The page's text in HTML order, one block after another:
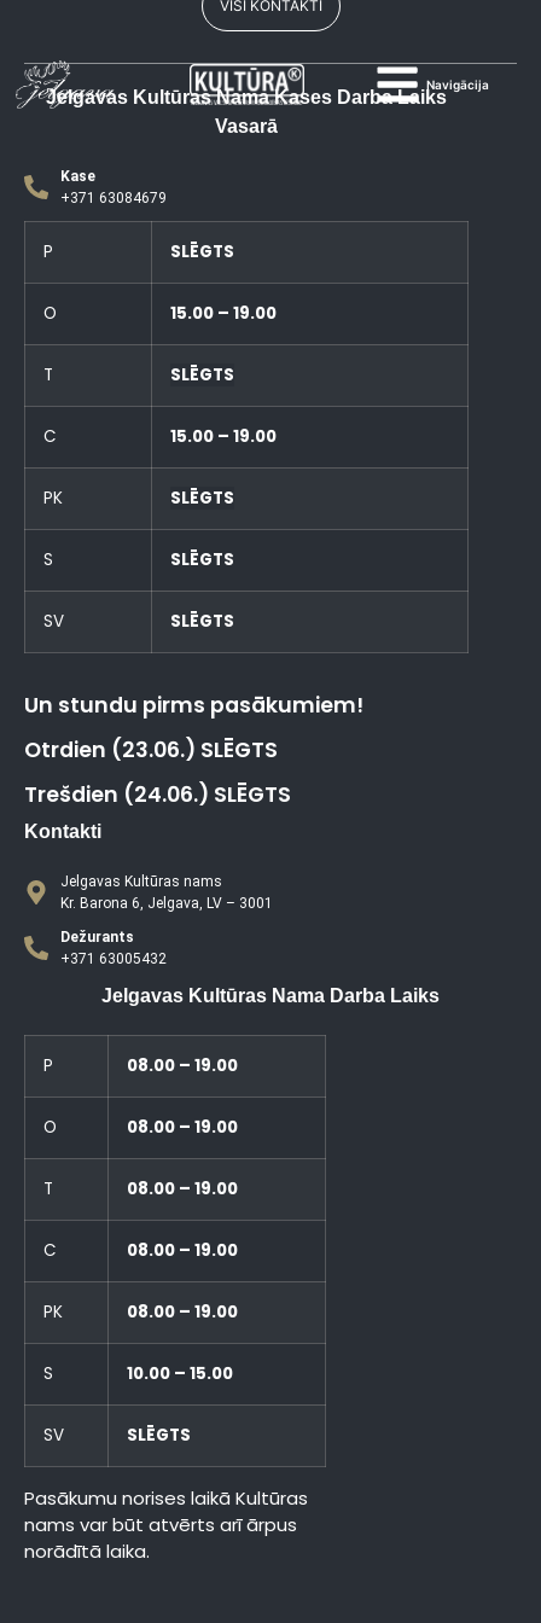
Navigācija
VISI KONTAKTI
Jelgavas Kultūras Nama Kases Darba Laiks
Vasarā
Kase
+371 63084679
P SLĒGTS
O 15.00 – 19.00
T SLĒGTS
C 15.00 – 19.00
PK SLĒGTS
S SLĒGTS
SV SLĒGTS
Un stundu pirms pasākumiem!
Otrdien (23.06.) SLĒGTS
Trešdien (24.06.) SLĒGTS
Kontakti
Jelgavas Kultūras nams
Kr. Barona 6, Jelgava, LV – 3001
Dežurants
+371 63005432
Jelgavas Kultūras Nama Darba Laiks
P 08.00 – 19.00
O 08.00 – 19.00
T 08.00 – 19.00
C 08.00 – 19.00
PK 08.00 – 19.00
S 10.00 – 15.00
SV SLĒGTS
Pasākumu norises laikā Kultūras
nams var būt atvērts arī ārpus
norādītā laika.